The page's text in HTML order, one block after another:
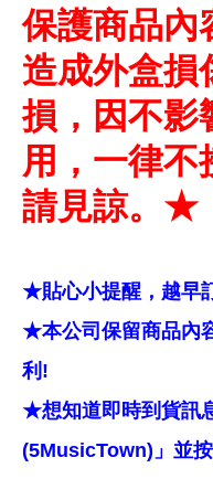
保護商品內
造成外盒損
損，因不影
用，一律不
請見諒。★
★貼心小提醒，越早
★本公司保留商品內
利!
★想知道即時到貨訊
(5MusicTown)」並